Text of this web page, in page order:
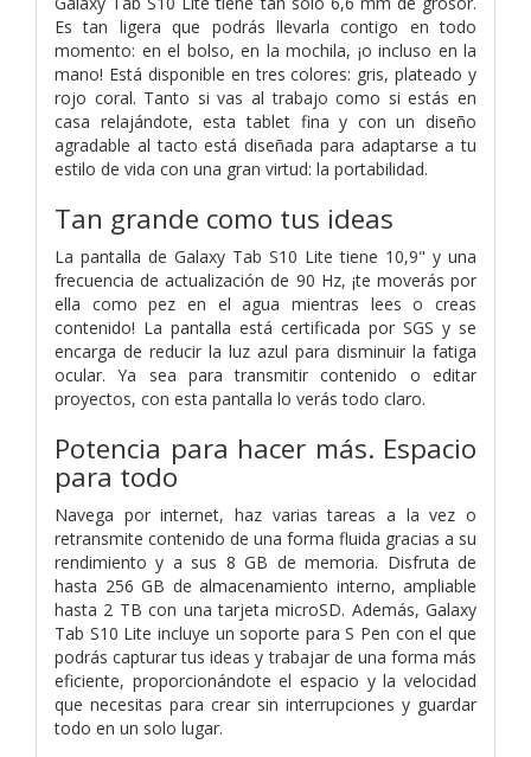
Es tan ligera que podrás llevarla contigo en todo
momento: en el bolso, en la mochila, ¡o incluso en la
mano! Está disponible en tres colores: gris, plateado y
rojo coral. Tanto si vas al trabajo como si estás en
casa relajándote, esta tablet fina y con un diseño
agradable al tacto está diseñada para adaptarse a tu
estilo de vida con una gran virtud: la portabilidad.
Tan grande como tus ideas
La pantalla de Galaxy Tab S10 Lite tiene 10,9" y una
frecuencia de actualización de 90 Hz, ¡te moverás por
ella como pez en el agua mientras lees o creas
contenido! La pantalla está certificada por SGS y se
encarga de reducir la luz azul para disminuir la fatiga
ocular. Ya sea para transmitir contenido o editar
proyectos, con esta pantalla lo verás todo claro.
Potencia para hacer más. Espacio
para todo
Navega por internet, haz varias tareas a la vez o
retransmite contenido de una forma fluida gracias a su
rendimiento y a sus 8 GB de memoria. Disfruta de
hasta 256 GB de almacenamiento interno, ampliable
hasta 2 TB con una tarjeta microSD. Además, Galaxy
Tab S10 Lite incluye un soporte para S Pen con el que
podrás capturar tus ideas y trabajar de una forma más
eficiente, proporcionándote el espacio y la velocidad
que necesitas para crear sin interrupciones y guardar
todo en un solo lugar.